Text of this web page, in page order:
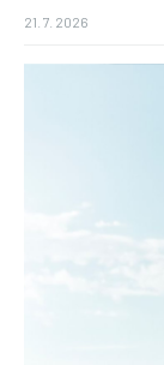
21. 7. 2026